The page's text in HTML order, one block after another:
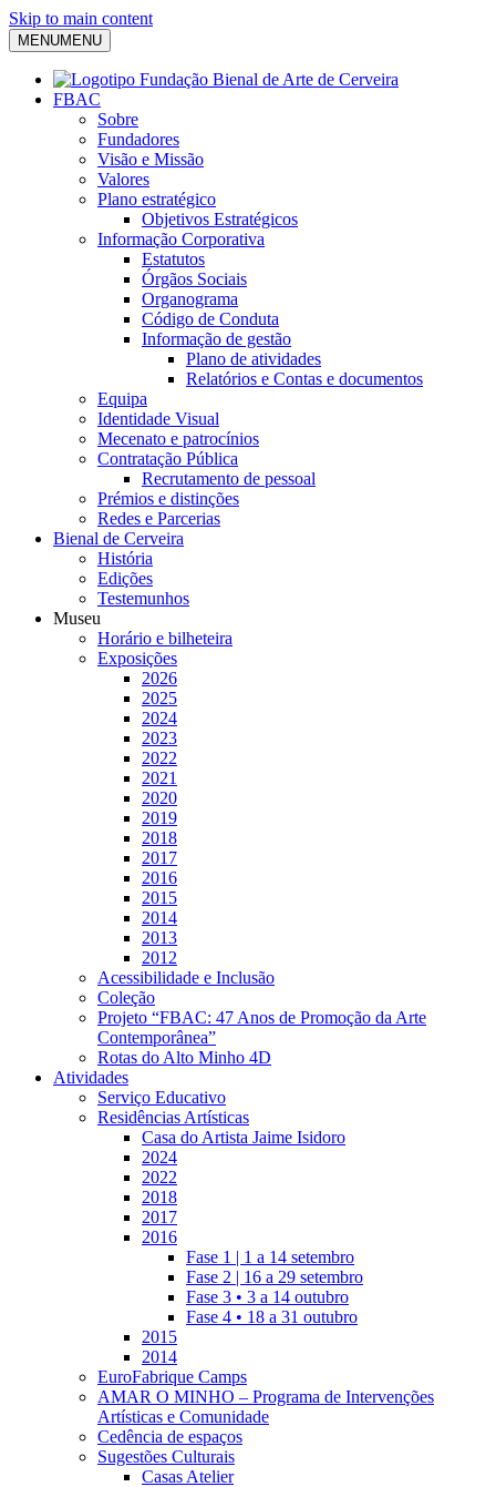
Skip to main content
MENUMENU
FBAC
Sobre
Fundadores
Visão e Missão
Valores
Plano estratégico
Objetivos Estratégicos
Informação Corporativa
Estatutos
Órgãos Sociais
Organograma
Código de Conduta
Informação de gestão
Plano de atividades
Relatórios e Contas e documentos
Equipa
Identidade Visual
Mecenato e patrocínios
Contratação Pública
Recrutamento de pessoal
Prémios e distinções
Redes e Parcerias
Bienal de Cerveira
História
Edições
Testemunhos
Museu
Horário e bilheteira
Exposições
2026
2025
2024
2023
2022
2021
2020
2019
2018
2017
2016
2015
2014
2013
2012
Acessibilidade e Inclusão
Coleção
Projeto “FBAC: 47 Anos de Promoção da Arte
Contemporânea”
Rotas do Alto Minho 4D
Atividades
Serviço Educativo
Residências Artísticas
Casa do Artista Jaime Isidoro
2024
2022
2018
2017
2016
Fase 1 | 1 a 14 setembro
Fase 2 | 16 a 29 setembro
Fase 3 • 3 a 14 outubro
Fase 4 • 18 a 31 outubro
2015
2014
EuroFabrique Camps
AMAR O MINHO – Programa de Intervenções
Artísticas e Comunidade
Cedência de espaços
Sugestões Culturais
Casas Atelier